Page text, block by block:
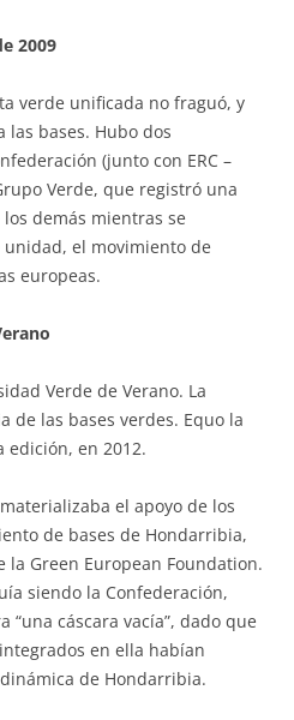
2009
verde unificada no fraguó, y
las bases. Hubo dos
(junto con ERC –
Verde, que registró una
demás mientras se
el movimiento de
europeas.
Verde de Verano. La
de las bases verdes. Equo la
en 2012.
el apoyo de los
de bases de Hondarribia,
Green European Foundation.
siendo la Confederación,
“una cáscara vacía”, dado que
en ella habían
de Hondarribia.